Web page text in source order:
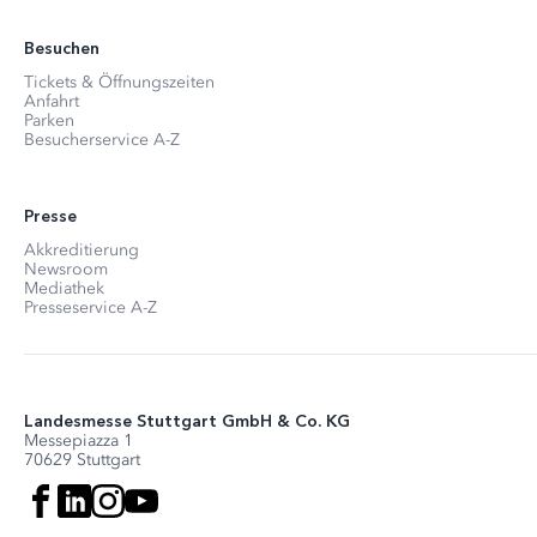
Besuchen
Tickets & Öffnungszeiten
Anfahrt
Parken
Besucherservice A-Z
Presse
Akkreditierung
Newsroom
Mediathek
Presseservice A-Z
Landesmesse Stuttgart GmbH & Co. KG
Messepiazza 1
70629 Stuttgart